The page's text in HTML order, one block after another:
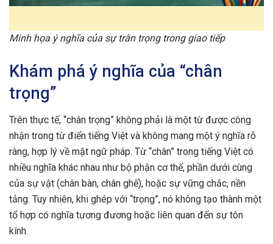
Minh họa ý nghĩa của sự trân trọng trong giao tiếp
Khám phá ý nghĩa của “chân
trọng”
Trên thực tế, “chân trọng” không phải là một từ được công
nhận trong từ điển tiếng Việt và không mang một ý nghĩa rõ
ràng, hợp lý về mặt ngữ pháp. Từ “chân” trong tiếng Việt có
nhiều nghĩa khác nhau như bộ phận cơ thể, phần dưới cùng
của sự vật (chân bàn, chân ghế), hoặc sự vững chắc, nền
tảng. Tuy nhiên, khi ghép với “trọng”, nó không tạo thành một
tổ hợp có nghĩa tương đương hoặc liên quan đến sự tôn
kính.